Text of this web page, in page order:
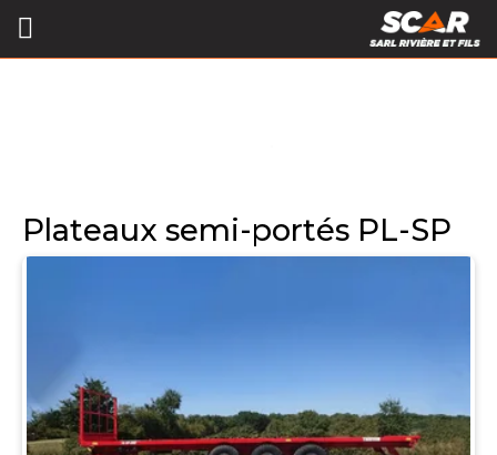
Plateaux semi-portés PL-SP